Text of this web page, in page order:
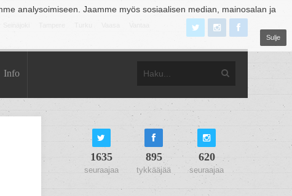
analysoimiseen. Jaamme myös sosiaalisen median, mainosalan ja
Sulje
Info
1635
seuraajaa
895
tykkääjää
620
seuraajaa